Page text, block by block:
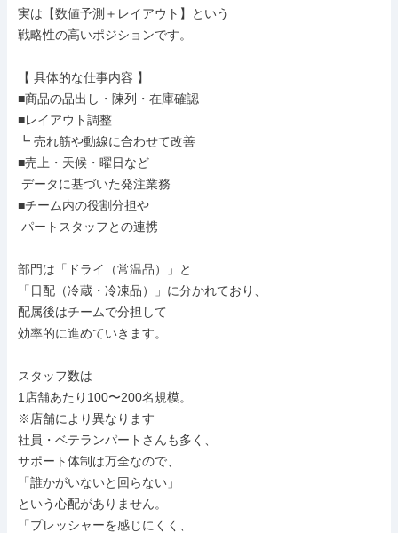
実は【数値予測＋レイアウト】という
戦略性の高いポジションです。
【 具体的な仕事内容 】
■商品の品出し・陳列・在庫確認
■レイアウト調整
┗ 売れ筋や動線に合わせて改善
■売上・天候・曜日など
■チーム内の役割分担や
部門は「ドライ（常温品）」と
「日配（冷蔵・冷凍品）」に分かれており、
配属後はチームで分担して
効率的に進めていきます。
スタッフ数は
1店舗あたり100〜200名規模。
※店舗により異なります
社員・ベテランパートさんも多く、
サポート体制は万全なので、
「誰かがいないと回らない」
という心配がありません。
「プレッシャーを感じにくく、